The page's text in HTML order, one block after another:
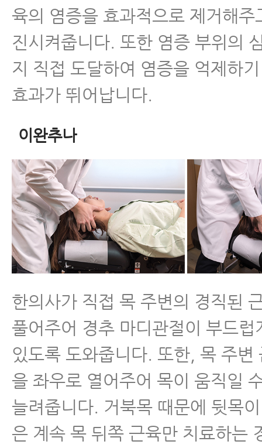
육의 염증을 효과적으로 제거해주
진시켜줍니다. 또한 염증 부위의
지 직접 도달하여 염증을 억제하
효과가 뛰어납니다.
이완추나
한의사가 직접 목 주변의 경직된
풀어주어 경추 마디관절이 부드럽
있도록 도와줍니다. 또한, 목 주변
을 좌우로 열어주어 목이 움직일
늘려줍니다. 거북목 때문에 뒷목
은 계속 목 뒤쪽 근육만 치료하는